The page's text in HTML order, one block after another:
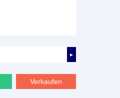
►
Verkaufen